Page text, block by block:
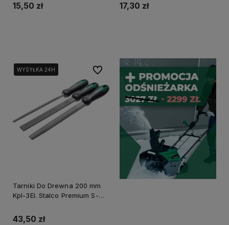
15,50 zł 17,30 zł
WYSYŁKA 24H
WYSYŁKA 24H
Tarniki Do Drewna 200 mm
Kpl-3El. Stalco Premium S-
43,50 zł
Do ulubionych